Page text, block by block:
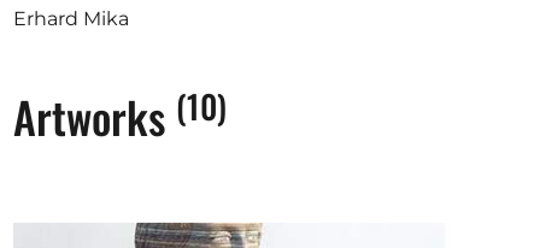
Erhard Mika
Artworks (10)